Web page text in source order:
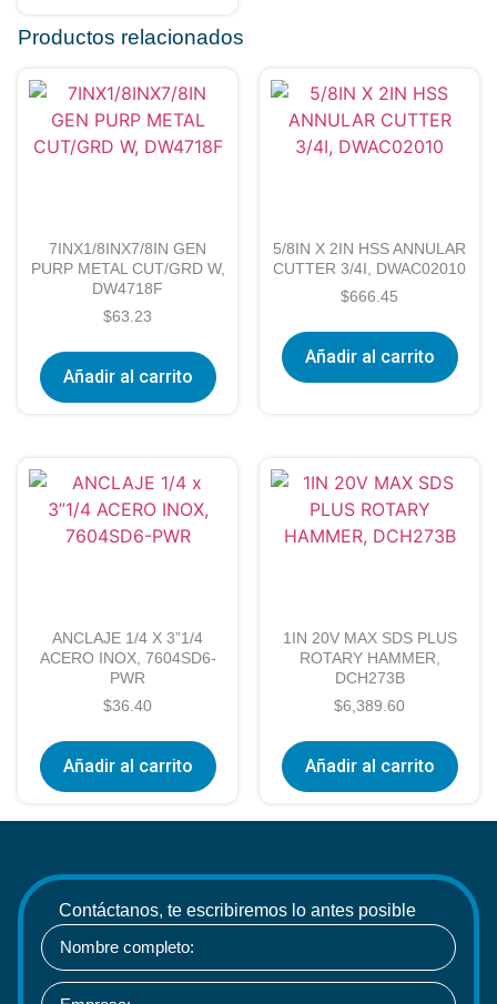
Productos relacionados
7INX1/8INX7/8IN GEN
PURP METAL CUT/GRD W,
DW4718F
$63.23
Añadir al carrito
5/8IN X 2IN HSS ANNULAR
CUTTER 3/4I, DWAC02010
$666.45
Añadir al carrito
ANCLAJE 1/4 X 3”1/4
ACERO INOX, 7604SD6-
PWR
$36.40
Añadir al carrito
1IN 20V MAX SDS PLUS
ROTARY HAMMER,
DCH273B
$6,389.60
Añadir al carrito
Contáctanos, te escribiremos lo antes posible